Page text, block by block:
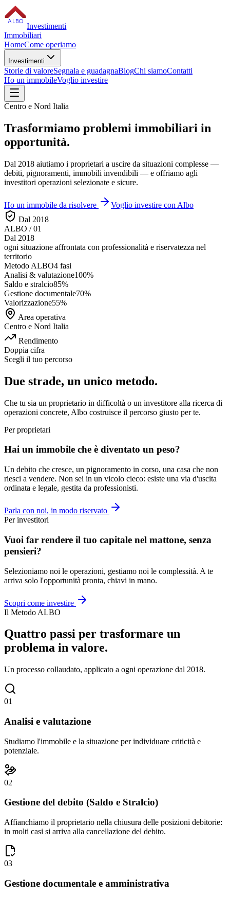
ALBO
Investimenti
Immobiliari
HomeCome operiamo
Investimenti
Storie di valoreSegnala e guadagnaBlogChi siamoContatti
Ho un immobileVoglio investire
Centro e Nord Italia
Trasformiamo problemi immobiliari in
opportunità.
Dal 2018 aiutiamo i proprietari a uscire da situazioni complesse —
debiti, pignoramenti, immobili invendibili — e offriamo agli
investitori operazioni selezionate e sicure.
Ho un immobile da risolvere
Voglio investire con Albo
Dal 2018
ALBO / 01
Dal 2018
ogni situazione affrontata con professionalità e riservatezza nel
territorio
Metodo ALBO4 fasi
Analisi & valutazione100%
Saldo e stralcio85%
Gestione documentale70%
Valorizzazione55%
Area operativa
Centro e Nord Italia
Rendimento
Doppia cifra
Scegli il tuo percorso
Due strade, un unico metodo.
Che tu sia un proprietario in difficoltà o un investitore alla ricerca di
operazioni concrete, Albo costruisce il percorso giusto per te.
Per proprietari
Hai un immobile che è diventato un peso?
Un debito che cresce, un pignoramento in corso, una casa che non
riesci a vendere. Non sei in un vicolo cieco: esiste una via d'uscita
ordinata e legale, gestita da professionisti.
Parla con noi, in modo riservato
Per investitori
Vuoi far rendere il tuo capitale nel mattone, senza
pensieri?
Selezioniamo noi le operazioni, gestiamo noi le complessità. A te
arriva solo l'opportunità pronta, chiavi in mano.
Scopri come investire
Il Metodo ALBO
Quattro passi per trasformare un
problema in valore.
Un processo collaudato, applicato a ogni operazione dal 2018.
01
Analisi e valutazione
Studiamo l'immobile e la situazione per individuare criticità e
potenziale.
02
Gestione del debito (Saldo e Stralcio)
Affianchiamo il proprietario nella chiusura delle posizioni debitorie:
in molti casi si arriva alla cancellazione del debito.
03
Gestione documentale e amministrativa